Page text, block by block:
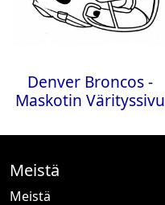
Denver Broncos -
Maskotin Värityssivu
Meistä
Meistä